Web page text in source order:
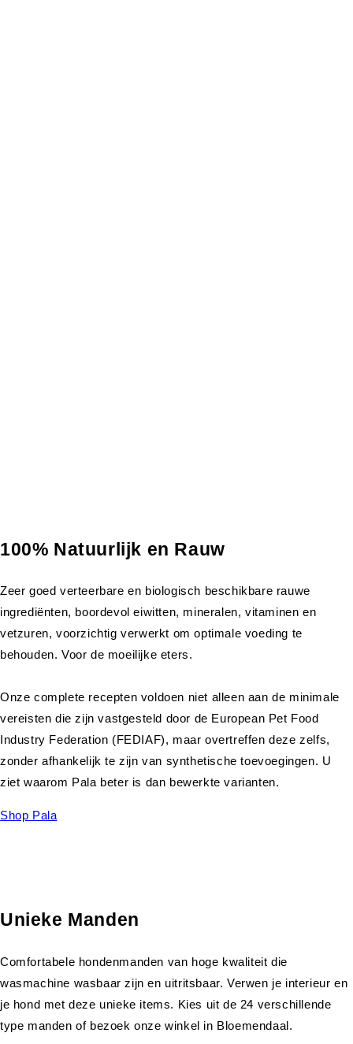
100% Natuurlijk en Rauw
Zeer goed verteerbare en biologisch beschikbare rauwe
ingrediënten, boordevol eiwitten, mineralen, vitaminen en
vetzuren, voorzichtig verwerkt om optimale voeding te
behouden. Voor de moeilijke eters.
Onze complete recepten voldoen niet alleen aan de minimale
vereisten die zijn vastgesteld door de European Pet Food
Industry Federation (FEDIAF), maar overtreffen deze zelfs,
zonder afhankelijk te zijn van synthetische toevoegingen. U
ziet waarom Pala beter is dan bewerkte varianten.
Shop Pala
Unieke Manden
Comfortabele hondenmanden van hoge kwaliteit die
wasmachine wasbaar zijn en uitritsbaar. Verwen je interieur en
je hond met deze unieke items. Kies uit de 24 verschillende
type manden of bezoek onze winkel in Bloemendaal.